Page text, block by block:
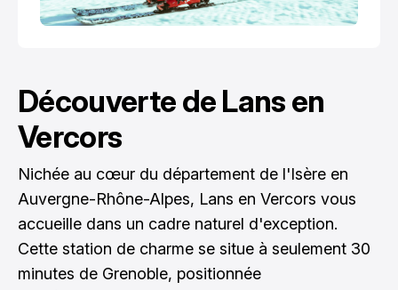
Découverte de Lans en
Vercors
Nichée au cœur du département de l'Isère en
Auvergne-Rhône-Alpes, Lans en Vercors vous
accueille dans un cadre naturel d'exception.
Cette station de charme se situe à seulement 30
minutes de Grenoble, positionnée